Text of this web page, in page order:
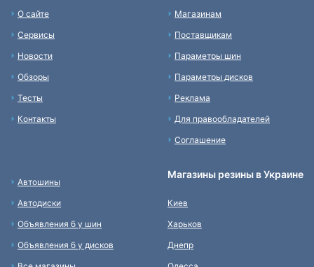
О сайте
Сервисы
Новости
Обзоры
Тесты
Контакты
Магазинам
Поставщикам
Параметры шин
Параметры дисков
Реклама
Для правообладателей
Соглашение
Автошины
Автодиски
Объявления б у шин
Объявления б у дисков
Магазины резины в Украине
Киев
Харьков
Днепр